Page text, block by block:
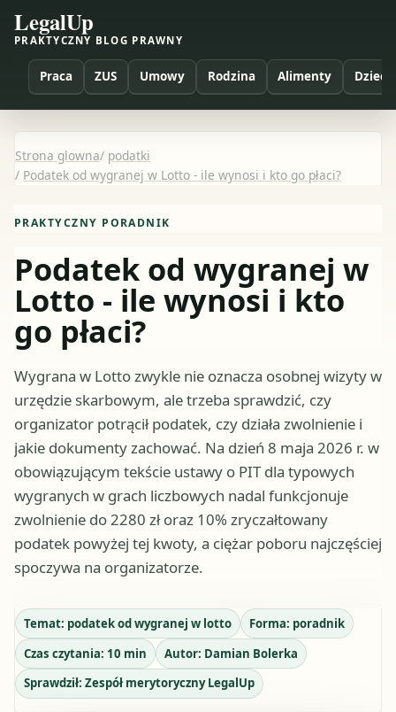
LegalUp
PRAKTYCZNY BLOG PRAWNY
Praca ZUS Umowy Rodzina Alimenty Dzieci
Strona glowna/ podatki
/ Podatek od wygranej w Lotto - ile wynosi i kto go płaci?
PRAKTYCZNY PORADNIK
Podatek od wygranej w
Lotto - ile wynosi i kto
go płaci?
Wygrana w Lotto zwykle nie oznacza osobnej wizyty w
urzędzie skarbowym, ale trzeba sprawdzić, czy
organizator potrącił podatek, czy działa zwolnienie i
jakie dokumenty zachować. Na dzień 8 maja 2026 r. w
obowiązującym tekście ustawy o PIT dla typowych
wygranych w grach liczbowych nadal funkcjonuje
zwolnienie do 2280 zł oraz 10% zryczałtowany
podatek powyżej tej kwoty, a ciężar poboru najczęściej
spoczywa na organizatorze.
Temat: podatek od wygranej w lotto Forma: poradnik
Czas czytania: 10 min Autor: Damian Bolerka
Sprawdził: Zespół merytoryczny LegalUp